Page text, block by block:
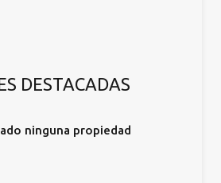
DESTACADAS
ninguna propiedad